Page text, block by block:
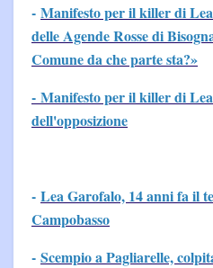
- Manifesto per il killer di
delle Agende Rosse di
Comune da che parte sta?»
- Manifesto per il killer di
dell'opposizione
- Lea Garofalo, 14 anni fa il
Campobasso
- Scempio a Pagliarelle,